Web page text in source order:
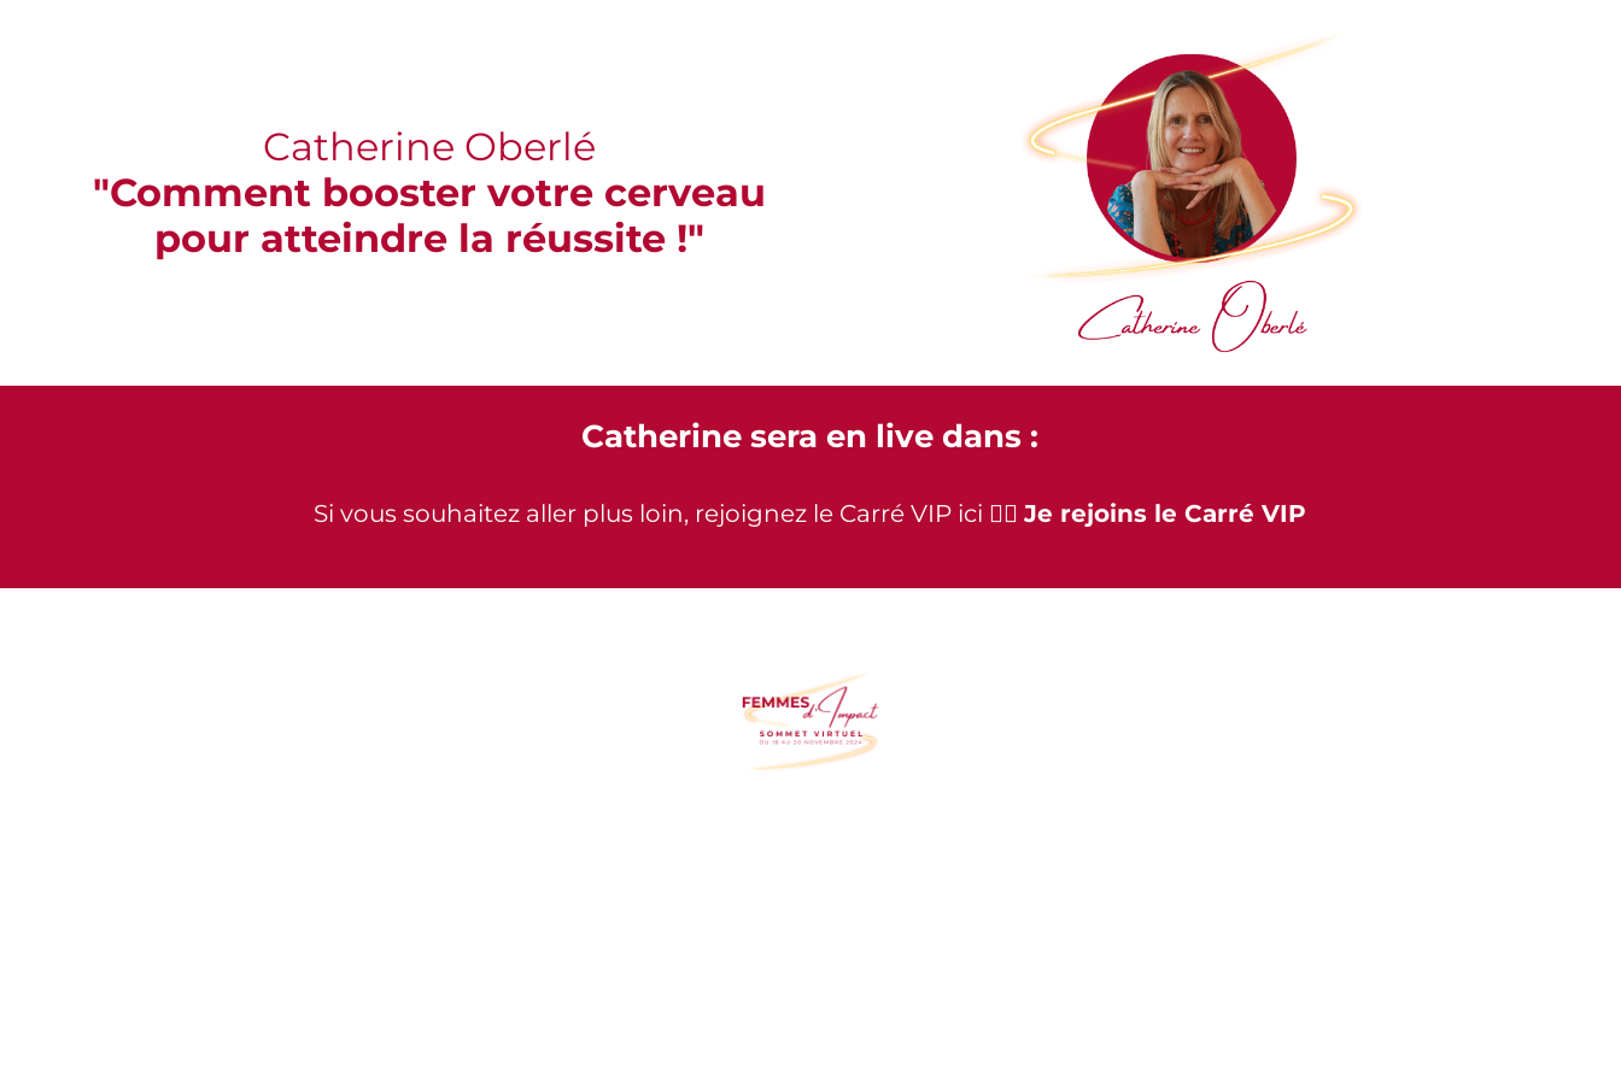
Catherine Oberlé
"Comment booster votre cerveau
pour atteindre la réussite !"
Catherine sera en live dans :
Si vous souhaitez aller plus loin, rejoignez le Carré VIP ici 👉🏻Je rejoins le Carré VIP